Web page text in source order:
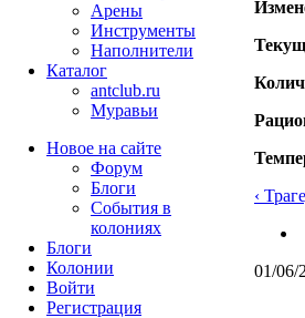
‹
01/06/
Арены
Инструменты
Наполнители
Каталог
antclub.ru
Муравьи
Новое на сайте
Форум
Блоги
События в
колониях
Блоги
Колонии
Войти
Peгиcтpaция